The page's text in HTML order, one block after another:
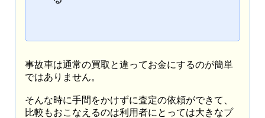
事故車は通常の買取と違ってお金にするのが簡単
ではありません。
そんな時に手間をかけずに査定の依頼ができて、
比較もおこなえるのは利用者にとっては大きなプ